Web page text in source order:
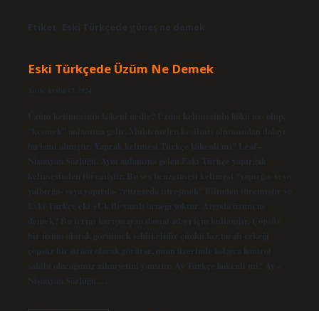
Etiket: Eski Türkçede güneş ne demek
Eski Türkçede Üzüm Ne Demek
Tarih: Aralık 17, 2024
Üzüm kelimesinin kökeni nedir? Üzüm kelimesinin kökü uz- olup,
“kesmek” anlamına gelir. Muhtemelen kesilmiş olmasından dolayı
bu ismi almıştır. Yaprak kelimesi Türkçe kökenli mi? Leaf –
Nisanyan Sözlüğü. Aynı anlamına gelen Eski Türkçe yapirġak
kelimesinden türemiştir. Bu ses benzetmesi kelimesi *yapırğa- veya
yalbırğa- veya yapırda- “rüzgarda titreşmek” fiilinden türemiştir ve
Eski Türkçe eki +Uk ile yazılı örneği yoktur. Argoda üzüm ne
demek? Bu terim karışmayan damat adayı için kullanılır. Çöpsüz
bir üzüm olarak görülmek tehlikelidir çünkü kız tarafı erkeği
çöpsüz bir üzüm olarak görürse, onun üzerinde kolayca kontrol
sahibi olacağımız zihniyetini yansıtır. Ay Türkçe kökenli mi? Ay –
Nişanyan Sözlüğü.…